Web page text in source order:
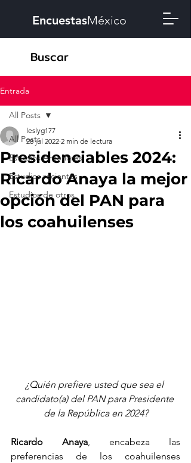
EncuestasMéxico
Entrada
All Posts
Estudios Anteriores
Estudios recientes
Estudios de otros
All Posts
Presidenciables 2024:
Ricardo Anaya la mejor
opción del PAN para
los coahuilenses
leslyg177
28 jul 2022 2 min de lectura
¿Quién prefiere usted que sea el
candidato(a) del PAN para Presidente
de la República en 2024?
Ricardo Anaya, encabeza las
preferencias de los coahuilenses